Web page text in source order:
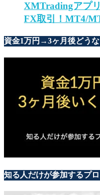
XMTradingアプ
FX取引！MT4/
資金1万円→3ヶ月後どうな
知る人だけが参加するプロ